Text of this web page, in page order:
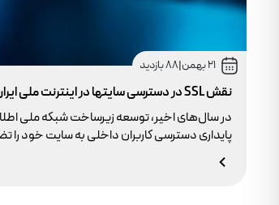
21 بهمن |88 بازدید
نقش SSL در دسترسی سایتها در اینترنت ملی ایران و باور غلط درباره دامنه های IR
در سال‌های اخیر، توسعه زیرساخت شبکه ملی
وجود ندارد.